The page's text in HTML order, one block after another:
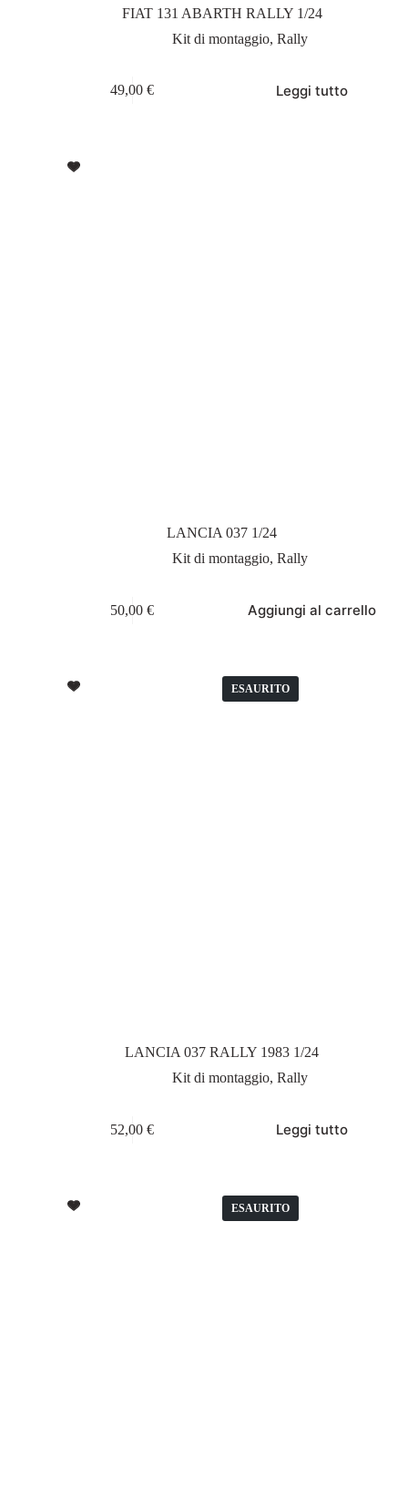
FIAT 131 ABARTH RALLY 1/24
Kit di montaggio,Rally
49,00€ Leggi tutto
LANCIA 037 1/24
Kit di montaggio,Rally
50,00€ Aggiungi al carrello
ESAURITO
LANCIA 037 RALLY 1983 1/24
Kit di montaggio,Rally
52,00€ Leggi tutto
ESAURITO